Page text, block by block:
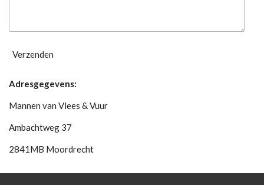
Verzenden
Adresgegevens:
Mannen van Vlees & Vuur
Ambachtweg 37
2841MB Moordrecht